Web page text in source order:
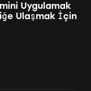
Uygulamak
Ulaşmak İçin